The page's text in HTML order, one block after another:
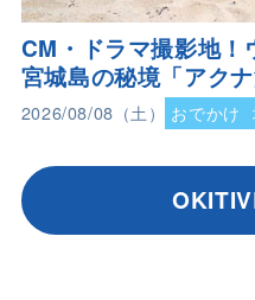
CM・ドラマ撮影地！
宮城島の秘境「アク
2026/08/08（土） おでかけ